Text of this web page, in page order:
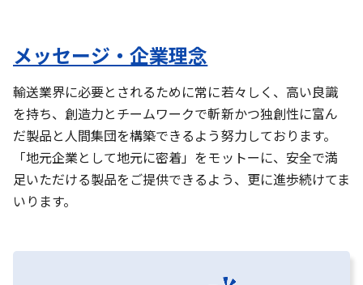
メッセージ・企業理念
輸送業界に必要とされるために常に若々しく、高い良識
を持ち、創造力とチームワークで斬新かつ独創性に富ん
だ製品と人間集団を構築できるよう努力しております。
「地元企業として地元に密着」をモットーに、安全で満
足いただける製品をご提供できるよう、更に進歩続けてま
いります。